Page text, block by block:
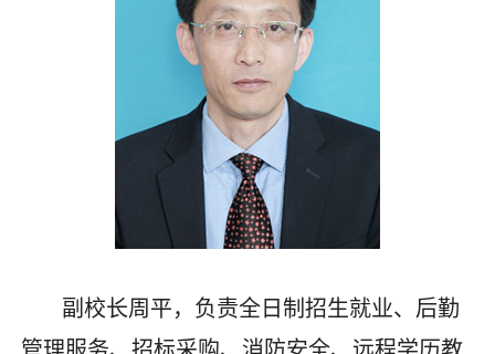
副校长周平， 负责全日制招生就业、后勤
管理服务、招标采购、消防安全、远程学历教